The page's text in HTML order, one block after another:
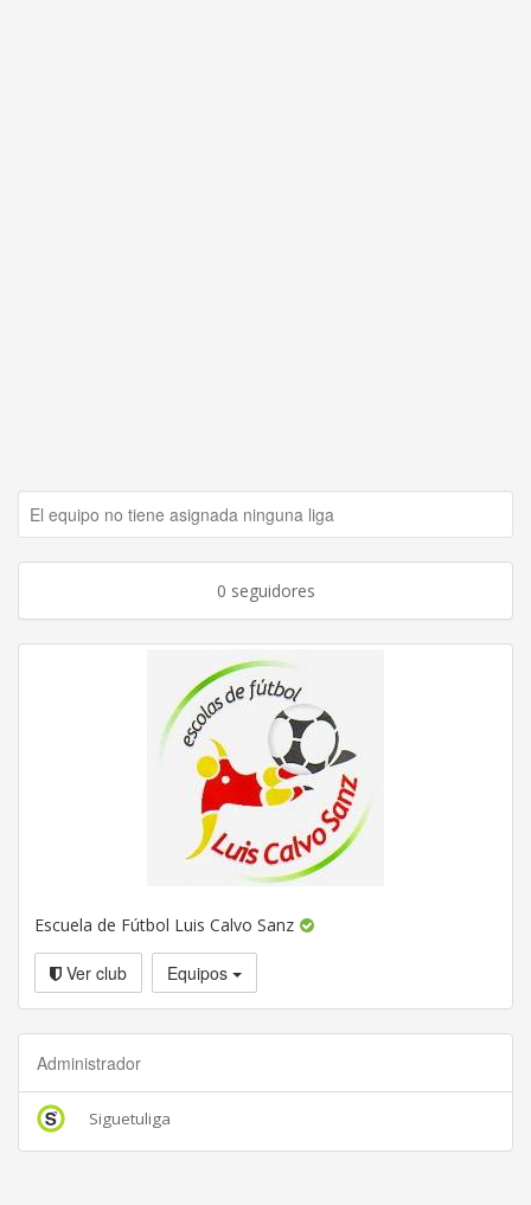
El equipo no tiene asignada ninguna liga
0 seguidores
Escuela de Fútbol Luis Calvo Sanz
Ver club Equipos
Administrador
Siguetuliga